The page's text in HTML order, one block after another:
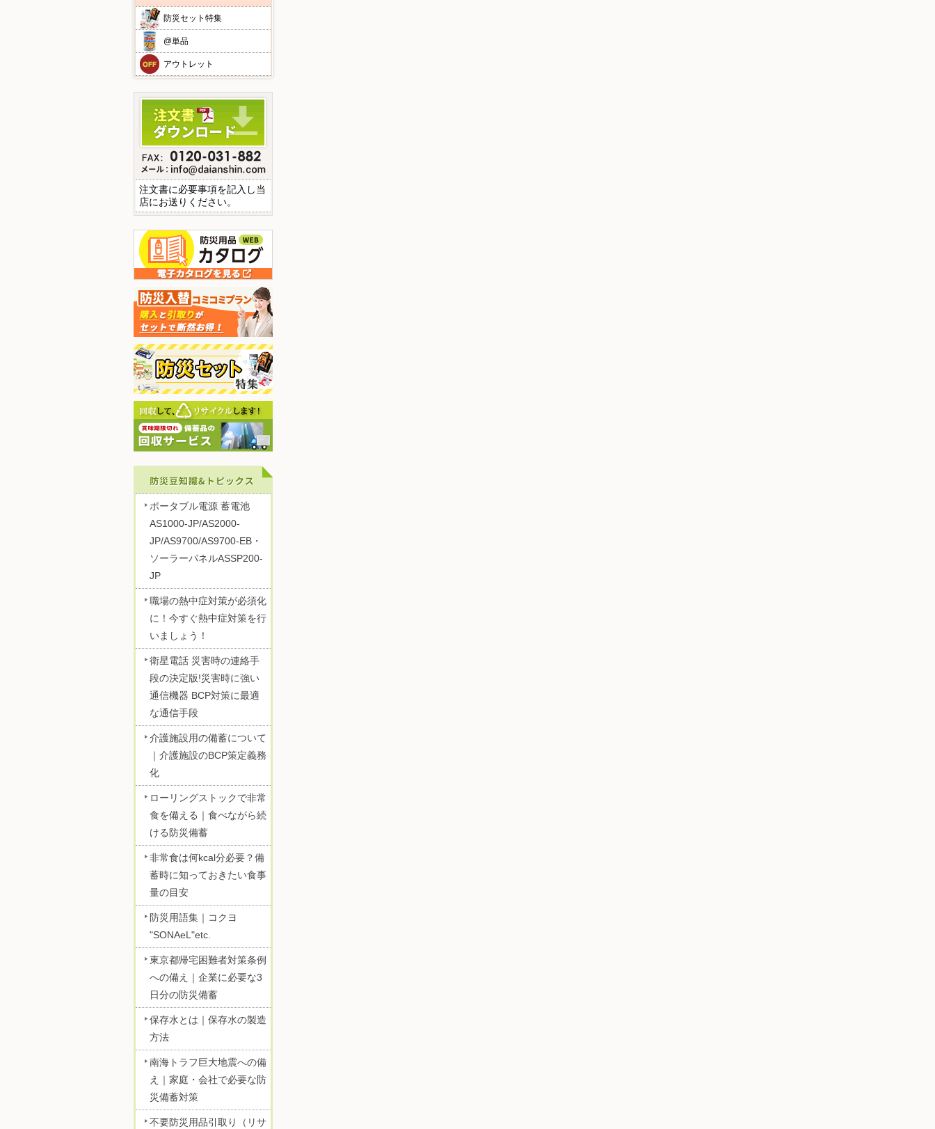
防災セット特集
@単品
アウトレット
注文書に必要事項を記入し当
店にお送りください。
ポータブル電源 蓄電池
AS1000-JP/AS2000-
JP/AS9700/AS9700-EB・
ソーラーパネルASSP200-
JP
職場の熱中症対策が必須化
に！今すぐ熱中症対策を行
いましょう！
衛星電話 災害時の連絡手
段の決定版!災害時に強い
通信機器 BCP対策に最適
な通信手段
介護施設用の備蓄について
｜介護施設のBCP策定義務
化
ローリングストックで非常
食を備える｜食べながら続
ける防災備蓄
非常食は何kcal分必要？備
蓄時に知っておきたい食事
量の目安
防災用語集｜コクヨ
"SONAeL"etc.
東京都帰宅困難者対策条例
への備え｜企業に必要な3
日分の防災備蓄
保存水とは｜保存水の製造
方法
南海トラフ巨大地震への備
え｜家庭・会社で必要な防
災備蓄対策
不要防災用品引取り（リサ